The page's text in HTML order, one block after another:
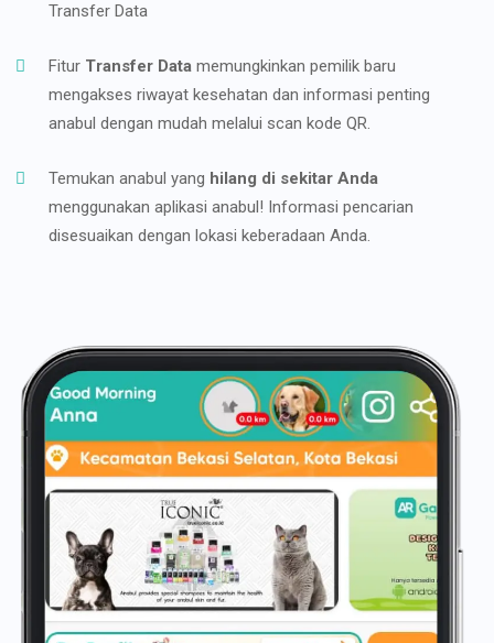
Transfer Data
Fitur Transfer Data memungkinkan pemilik baru
mengakses riwayat kesehatan dan informasi penting
anabul dengan mudah melalui scan kode QR.
Temukan anabul yang hilang di sekitar Anda
menggunakan aplikasi anabul! Informasi pencarian
disesuaikan dengan lokasi keberadaan Anda.